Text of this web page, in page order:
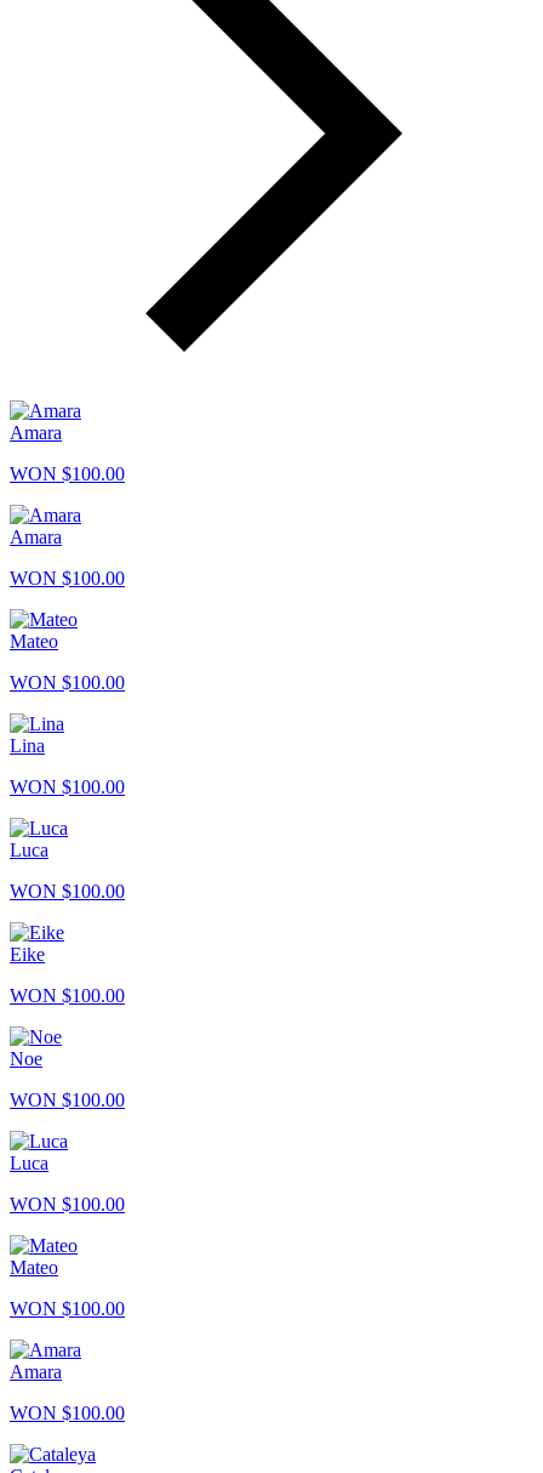
Amara
WON $100.00
Amara
WON $100.00
Mateo
WON $100.00
Lina
WON $100.00
Luca
WON $100.00
Eike
WON $100.00
Noe
WON $100.00
Luca
WON $100.00
Mateo
WON $100.00
Amara
WON $100.00